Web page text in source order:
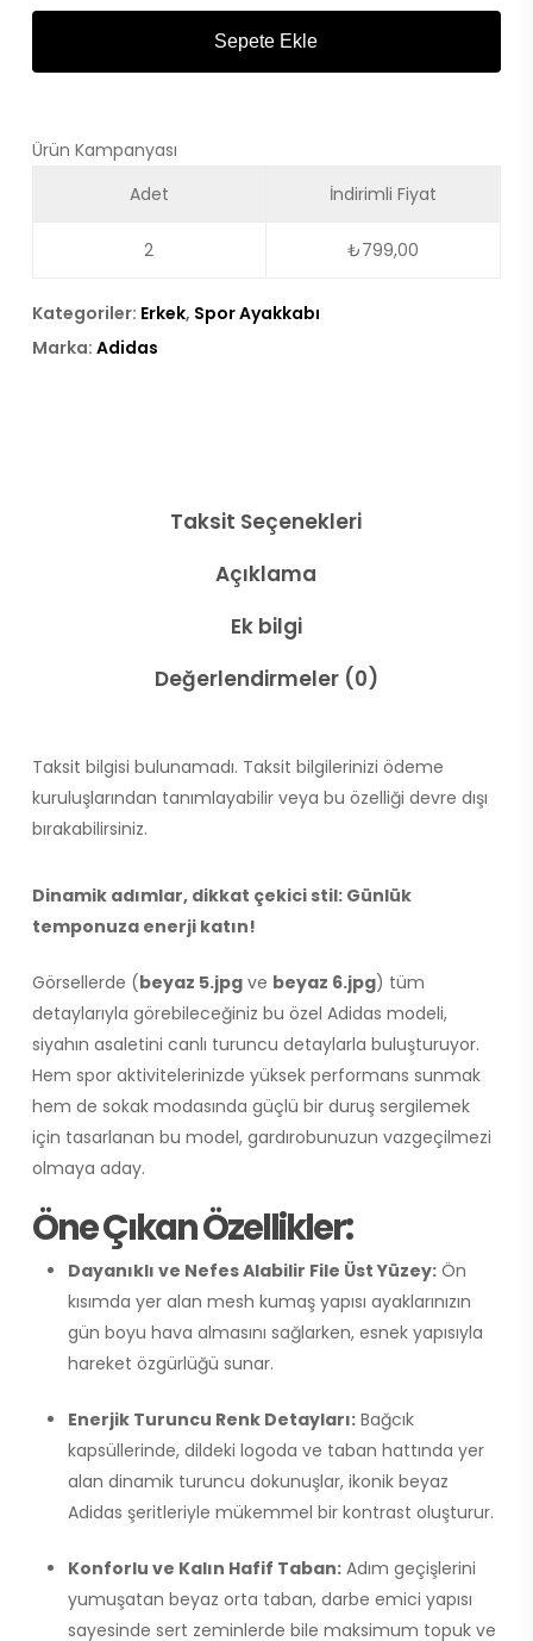
Sepete Ekle
Ürün Kampanyası
Adet
İndirimli Fiyat
2 ₺799,00
Kategoriler: Erkek, Spor Ayakkabı
Marka: Adidas
Taksit Seçenekleri
Açıklama
Ek bilgi
Değerlendirmeler (0)
Taksit bilgisi bulunamadı. Taksit bilgilerinizi ödeme
kuruluşlarından tanımlayabilir veya bu özelliği devre dışı
bırakabilirsiniz.
Dinamik adımlar, dikkat çekici stil: Günlük
temponuza enerji katın!
Görsellerde (beyaz 5.jpgve beyaz 6.jpg) tüm
detaylarıyla görebileceğiniz bu özel Adidas modeli,
siyahın asaletini canlı turuncu detaylarla buluşturuyor.
Hem spor aktivitelerinizde yüksek performans sunmak
hem de sokak modasında güçlü bir duruş sergilemek
için tasarlanan bu model, gardırobunuzun vazgeçilmezi
olmaya aday.
Öne Çıkan Özellikler:
Dayanıklı ve Nefes Alabilir File Üst Yüzey:Ön
kısımda yer alan mesh kumaş yapısı ayaklarınızın
gün boyu hava almasını sağlarken, esnek yapısıyla
hareket özgürlüğü sunar.
Enerjik Turuncu Renk Detayları:Bağcık
kapsüllerinde, dildeki logoda ve taban hattında yer
alan dinamik turuncu dokunuşlar, ikonik beyaz
Adidas şeritleriyle mükemmel bir kontrast oluşturur.
Konforlu ve Kalın Hafif Taban:Adım geçişlerini
yumuşatan beyaz orta taban, darbe emici yapısı
sayesinde sert zeminlerde bile maksimum topuk ve